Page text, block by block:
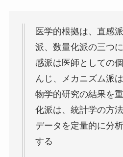
医学的根拠は、直感
派、数量化派の三つ
感派は医師としての
んじ、メカニズム派
物学的研究の結果を
化派は、統計学の方
データを定量的に分
する